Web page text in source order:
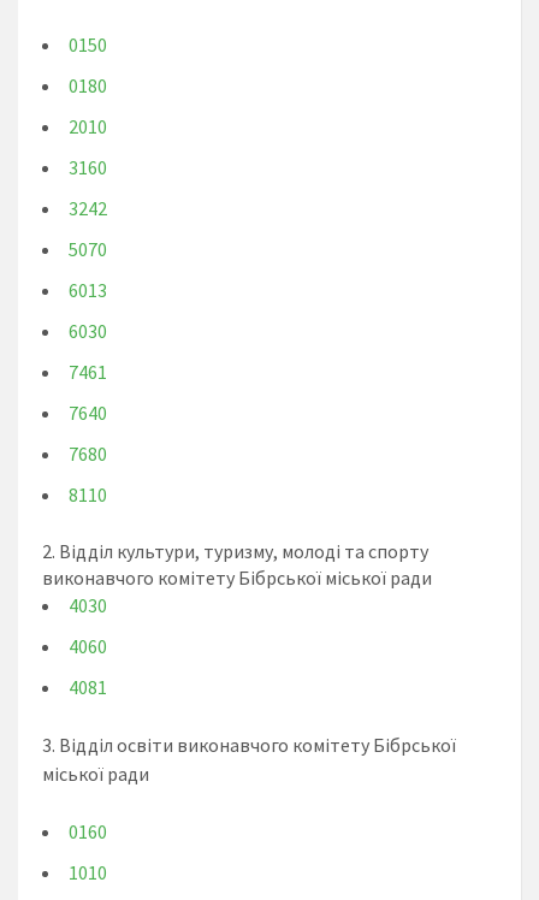
0150
0180
2010
3160
3242
5070
6013
6030
7461
7640
7680
8110
2. Відділ культури, туризму, молоді та спорту
виконавчого комітету Бібрської міської ради
4030
4060
4081
3. Відділ освіти виконавчого комітету Бібрської
міської ради
0160
1010